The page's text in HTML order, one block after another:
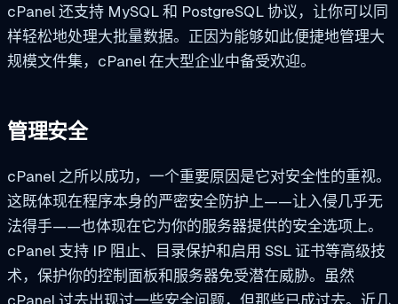
cPanel 还支持 MySQL 和 PostgreSQL 协议，让你可以同
样轻松地处理大批量数据。正因为能够如此便捷地管理大
规模文件集，cPanel 在大型企业中备受欢迎。
管理安全
cPanel 之所以成功，一个重要原因是它对安全性的重视。
这既体现在程序本身的严密安全防护上——让入侵几乎无
法得手——也体现在它为你的服务器提供的安全选项上。
cPanel 支持 IP 阻止、目录保护和启用 SSL 证书等高级技
术，保护你的控制面板和服务器免受潜在威胁。虽然